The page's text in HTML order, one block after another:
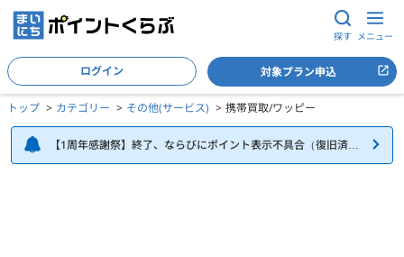
探す メニュー
ログイン 対象プラン申込
トップ カテゴリー その他(サービス) 携帯買取/ワッピー
【1周年感謝祭】終了、ならびにポイント表示不具合（復旧済